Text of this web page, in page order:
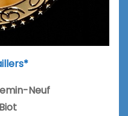
Neuf